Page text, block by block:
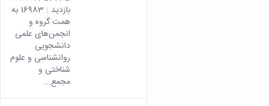
بازدید : 16983 به
همت گروه و
انجمن‌های علمی
دانشجویی
روانشناسی و علوم
شناختی و
مجمع...